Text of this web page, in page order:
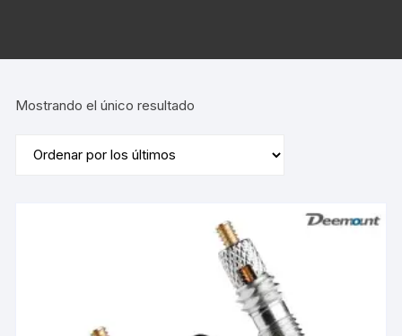
Mostrando el único resultado